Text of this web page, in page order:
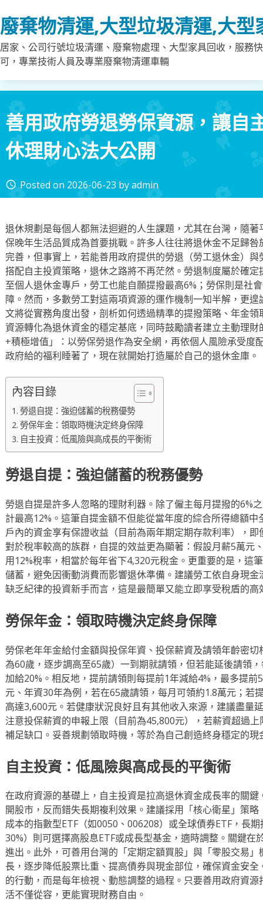
to
content
廢棄物清運,大型垃圾清運,大
居家、公司行號垃圾清運、廢棄物處理、大型家具回收，服務
可，專業技術人員及專業廢棄物清運車輛
善用政府勞退勞保資源，讓自
休理財心法大公開
access_time Posted on 2026-06-23 byadmin
退休規劃是每個人都無法迴避的人生課題，尤其在台灣，隨
保晚年生活品質成為首要挑戰。許多人往往將退休金不足歸
完善，但事實上，若能善用政府提供的勞退（勞工退休金）
搭配自主投資策略，退休之路將不再茫然。勞退制度屬於確
至個人退休金專戶，勞工也能自願提撥最高6%；勞保則是社
障。然而，多數勞工對這兩項資源的運作機制一知半解，更
文將從實務角度出發，剖析如何透過精準的提撥策略、年金
資源轉化為退休資金的穩定基底，同時鼓勵讀者建立主動理
+積極增值」：以勞保勞退作為安全網，再依個人風險承受度
政府給的福利睡著了，現在就開始打造屬於自己的退休金庫。
內容目錄
勞退自提：強迫儲蓄的稅務優勢
勞保年金：領取時機決定終身保障
自主投資：低風險與高成長的平衡術
勞退自提：強迫儲蓄的稅務優勢
勞退自提是許多人忽略的理財利器。除了僱主每月提撥的6%
計最高12%。這筆自提金額不但能從當年度的綜合所得總額
戶內的資金享有保證收益（目前為兩年期定期存款利率），
對於稅率較高的族群，自提的效益更為顯著：假設月薪5萬元
用12%稅率，相當於每年省下4,320元稅金。更重要的是，這
儲蓄，避免因衝動消費而影響退休準備。建議勞工依自身現
缺乏紀律的投資新手而言，這是最簡單又能立即享受稅盾的高
勞保年金：領取時機決定終身保障
勞保老年年金給付金額與投保年資、投保薪資及請領年齡密
為60歲，逐步調高至65歲）一到期就請領，但若能延後請領
加給20%。相反地，提前請領則每提前1年減給4%，最多提
元、年資30年為例，若在65歲請領，每月可領約1.8萬元；若
高達3,600元。若健康狀況良好且有其他收入來源，建議盡量
注意投保薪資的申報上限（目前為45,800元），若薪資超過
補足缺口。妥善規劃領取時機，等於為自己創造終身穩定的現
自主投資：低風險與高成長的平衡術
在政府資源的基礎上，自主投資是拉高退休資金成長率的關
開股市，反而錯失長期複利效果。建議採用「核心衛星」策
成本的指數型ETF（如0050、006208）或全球債券ETF，長
30%）則可選擇高股息ETF或成長型基金，適時調整。關鍵在
進出。此外，可善用台灣的「定期定額買股」與「零股交易
長，逐步降低股票比重、提高債券與現金部位，確保資金安
的行動，而是每年檢視、動態調整的過程。只要善用政府資
活不僅從容，更能實現財務自由。